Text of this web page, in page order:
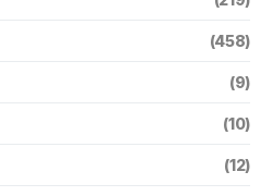
(458)
(9)
(10)
(12)